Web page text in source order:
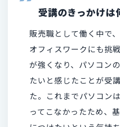
受講のきっかけは
販売職として働く中で
オフィスワークにも挑
が強くなり、パソコン
たいと感じたことが受
た。これまでパソコン
ってこなかったため、